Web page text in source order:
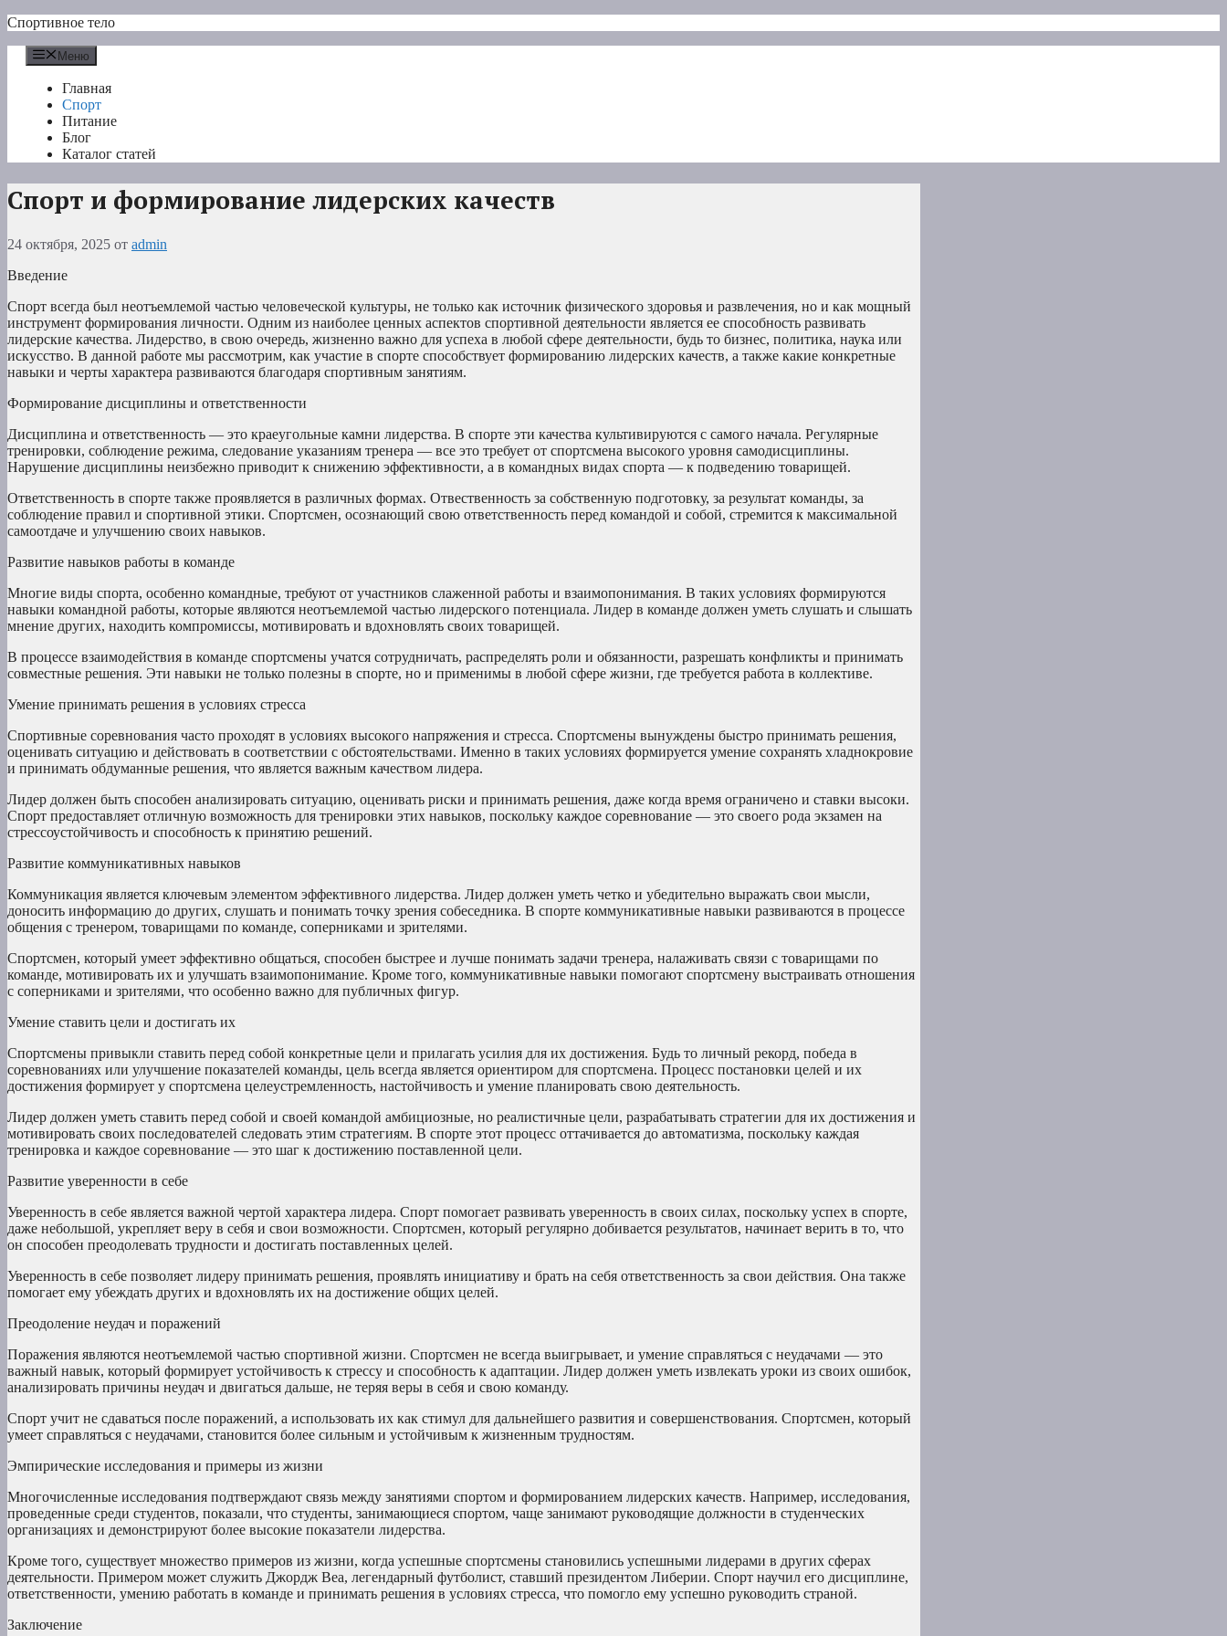
Перейти
содержимому
Спортивное тело
Меню
Главная
Спорт
Питание
Блог
Каталог статей
Спорт и формирование лидерских качеств
24 октября, 2025 от admin
Введение
Спорт всегда был неотъемлемой частью человеческой культуры, не только как источник физического здоровья и развлечения, но и как мощный
инструмент формирования личности. Одним из наиболее ценных аспектов спортивной деятельности является ее способность развивать
лидерские качества. Лидерство, в свою очередь, жизненно важно для успеха в любой сфере деятельности, будь то бизнес, политика, наука или
искусство. В данной работе мы рассмотрим, как участие в спорте способствует формированию лидерских качеств, а также какие конкретные
навыки и черты характера развиваются благодаря спортивным занятиям.
Формирование дисциплины и ответственности
Дисциплина и ответственность — это краеугольные камни лидерства. В спорте эти качества культивируются с самого начала. Регулярные
тренировки, соблюдение режима, следование указаниям тренера — все это требует от спортсмена высокого уровня самодисциплины.
Нарушение дисциплины неизбежно приводит к снижению эффективности, а в командных видах спорта — к подведению товарищей.
Ответственность в спорте также проявляется в различных формах. Отвественность за собственную подготовку, за результат команды, за
соблюдение правил и спортивной этики. Спортсмен, осознающий свою ответственность перед командой и собой, стремится к максимальной
самоотдаче и улучшению своих навыков.
Развитие навыков работы в команде
Многие виды спорта, особенно командные, требуют от участников слаженной работы и взаимопонимания. В таких условиях формируются
навыки командной работы, которые являются неотъемлемой частью лидерского потенциала. Лидер в команде должен уметь слушать и слышать
мнение других, находить компромиссы, мотивировать и вдохновлять своих товарищей.
В процессе взаимодействия в команде спортсмены учатся сотрудничать, распределять роли и обязанности, разрешать конфликты и принимать
совместные решения. Эти навыки не только полезны в спорте, но и применимы в любой сфере жизни, где требуется работа в коллективе.
Умение принимать решения в условиях стресса
Спортивные соревнования часто проходят в условиях высокого напряжения и стресса. Спортсмены вынуждены быстро принимать решения,
оценивать ситуацию и действовать в соответствии с обстоятельствами. Именно в таких условиях формируется умение сохранять хладнокровие
и принимать обдуманные решения, что является важным качеством лидера.
Лидер должен быть способен анализировать ситуацию, оценивать риски и принимать решения, даже когда время ограничено и ставки высоки.
Спорт предоставляет отличную возможность для тренировки этих навыков, поскольку каждое соревнование — это своего рода экзамен на
стрессоустойчивость и способность к принятию решений.
Развитие коммуникативных навыков
Коммуникация является ключевым элементом эффективного лидерства. Лидер должен уметь четко и убедительно выражать свои мысли,
доносить информацию до других, слушать и понимать точку зрения собеседника. В спорте коммуникативные навыки развиваются в процессе
общения с тренером, товарищами по команде, соперниками и зрителями.
Спортсмен, который умеет эффективно общаться, способен быстрее и лучше понимать задачи тренера, налаживать связи с товарищами по
команде, мотивировать их и улучшать взаимопонимание. Кроме того, коммуникативные навыки помогают спортсмену выстраивать отношения
с соперниками и зрителями, что особенно важно для публичных фигур.
Умение ставить цели и достигать их
Спортсмены привыкли ставить перед собой конкретные цели и прилагать усилия для их достижения. Будь то личный рекорд, победа в
соревнованиях или улучшение показателей команды, цель всегда является ориентиром для спортсмена. Процесс постановки целей и их
достижения формирует у спортсмена целеустремленность, настойчивость и умение планировать свою деятельность.
Лидер должен уметь ставить перед собой и своей командой амбициозные, но реалистичные цели, разрабатывать стратегии для их достижения и
мотивировать своих последователей следовать этим стратегиям. В спорте этот процесс оттачивается до автоматизма, поскольку каждая
тренировка и каждое соревнование — это шаг к достижению поставленной цели.
Развитие уверенности в себе
Уверенность в себе является важной чертой характера лидера. Спорт помогает развивать уверенность в своих силах, поскольку успех в спорте,
даже небольшой, укрепляет веру в себя и свои возможности. Спортсмен, который регулярно добивается результатов, начинает верить в то, что
он способен преодолевать трудности и достигать поставленных целей.
Уверенность в себе позволяет лидеру принимать решения, проявлять инициативу и брать на себя ответственность за свои действия. Она также
помогает ему убеждать других и вдохновлять их на достижение общих целей.
Преодоление неудач и поражений
Поражения являются неотъемлемой частью спортивной жизни. Спортсмен не всегда выигрывает, и умение справляться с неудачами — это
важный навык, который формирует устойчивость к стрессу и способность к адаптации. Лидер должен уметь извлекать уроки из своих ошибок,
анализировать причины неудач и двигаться дальше, не теряя веры в себя и свою команду.
Спорт учит не сдаваться после поражений, а использовать их как стимул для дальнейшего развития и совершенствования. Спортсмен, который
умеет справляться с неудачами, становится более сильным и устойчивым к жизненным трудностям.
Эмпирические исследования и примеры из жизни
Многочисленные исследования подтверждают связь между занятиями спортом и формированием лидерских качеств. Например, исследования,
проведенные среди студентов, показали, что студенты, занимающиеся спортом, чаще занимают руководящие должности в студенческих
организациях и демонстрируют более высокие показатели лидерства.
Кроме того, существует множество примеров из жизни, когда успешные спортсмены становились успешными лидерами в других сферах
деятельности. Примером может служить Джордж Веа, легендарный футболист, ставший президентом Либерии. Спорт научил его дисциплине,
ответственности, умению работать в команде и принимать решения в условиях стресса, что помогло ему успешно руководить страной.
Заключение